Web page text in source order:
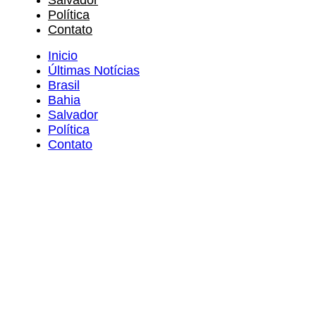
Política
Contato
Inicio
Últimas Notícias
Brasil
Bahia
Salvador
Política
Contato